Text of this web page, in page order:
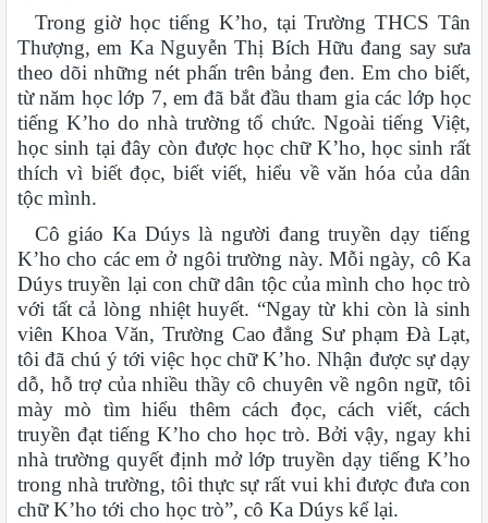
Trong giờ học tiếng K’ho, tại Trường THCS Tân
Thượng, em Ka Nguyễn Thị Bích Hữu đang say sưa
theo dõi những nét phấn trên bảng đen. Em cho biết,
từ năm học lớp 7, em đã bắt đầu tham gia các lớp học
tiếng K’ho do nhà trường tổ chức. Ngoài tiếng Việt,
học sinh tại đây còn được học chữ K’ho, học sinh rất
thích vì biết đọc, biết viết, hiểu về văn hóa của dân
tộc mình.
Cô giáo Ka Dúys là người đang truyền dạy tiếng
K’ho cho các em ở ngôi trường này. Mỗi ngày, cô Ka
Dúys truyền lại con chữ dân tộc của mình cho học trò
với tất cả lòng nhiệt huyết. “Ngay từ khi còn là sinh
viên Khoa Văn, Trường Cao đẳng Sư phạm Đà Lạt,
tôi đã chú ý tới việc học chữ K’ho. Nhận được sự dạy
dỗ, hỗ trợ của nhiều thầy cô chuyên về ngôn ngữ, tôi
mày mò tìm hiểu thêm cách đọc, cách viết, cách
truyền đạt tiếng K’ho cho học trò. Bởi vậy, ngay khi
nhà trường quyết định mở lớp truyền dạy tiếng K’ho
trong nhà trường, tôi thực sự rất vui khi được đưa con
chữ K’ho tới cho học trò”, cô Ka Dúys kể lại.